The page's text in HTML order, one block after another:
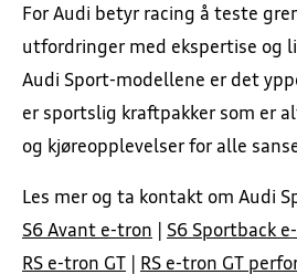
Prislister
Verkstedtjenester
EU-kontroll
For Audi betyr racing å teste
utfordringer med ekspertise og
Audi Sport-modellene er det
er sportslig kraftpakker som er
og kjøreopplevelser for alle
Les mer og ta kontakt om Audi
S6 Avant e-tron | S6 Sportback
RS e-tron GT | RS e-tron GT